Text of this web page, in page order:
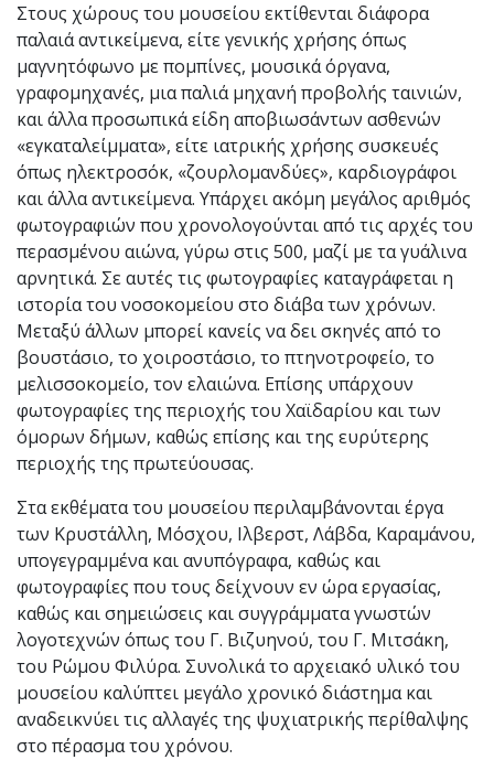
Στους χώρους του μουσείου εκτίθενται διάφορα
παλαιά αντικείμενα, είτε γενικής χρήσης όπως
μαγνητόφωνο με πομπίνες, μουσικά όργανα,
γραφομηχανές, μια παλιά μηχανή προβολής ταινιών,
και άλλα προσωπικά είδη αποβιωσάντων ασθενών
«εγκαταλείμματα», είτε ιατρικής χρήσης συσκευές
όπως ηλεκτροσόκ, «ζουρλομανδύες», καρδιογράφοι
και άλλα αντικείμενα. Υπάρχει ακόμη μεγάλος αριθμός
φωτογραφιών που χρονολογούνται από τις αρχές του
περασμένου αιώνα, γύρω στις 500, μαζί με τα γυάλινα
αρνητικά. Σε αυτές τις φωτογραφίες καταγράφεται η
ιστορία του νοσοκομείου στο διάβα των χρόνων.
Μεταξύ άλλων μπορεί κανείς να δει σκηνές από το
βουστάσιο, το χοιροστάσιο, το πτηνοτροφείο, το
μελισσοκομείο, τον ελαιώνα. Επίσης υπάρχουν
φωτογραφίες της περιοχής του Χαϊδαρίου και των
όμορων δήμων, καθώς επίσης και της ευρύτερης
περιοχής της πρωτεύουσας.
Στα εκθέματα του μουσείου περιλαμβάνονται έργα
των Κρυστάλλη, Μόσχου, Ιλβερστ, Λάβδα, Καραμάνου,
υπογεγραμμένα και ανυπόγραφα, καθώς και
φωτογραφίες που τους δείχνουν εν ώρα εργασίας,
καθώς και σημειώσεις και συγγράμματα γνωστών
λογοτεχνών όπως του Γ. Βιζυηνού, του Γ. Μιτσάκη,
του Ρώμου Φιλύρα. Συνολικά το αρχειακό υλικό του
μουσείου καλύπτει μεγάλο χρονικό διάστημα και
αναδεικνύει τις αλλαγές της ψυχιατρικής περίθαλψης
στο πέρασμα του χρόνου.